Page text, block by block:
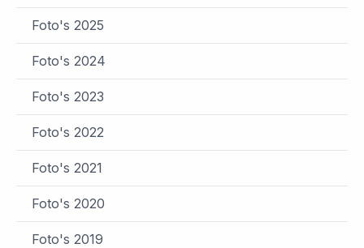
Foto's 2025
Foto's 2024
Foto's 2023
Foto's 2022
Foto's 2021
Foto's 2020
Foto's 2019